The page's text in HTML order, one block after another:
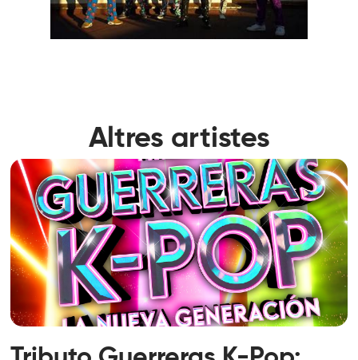
Altres artistes